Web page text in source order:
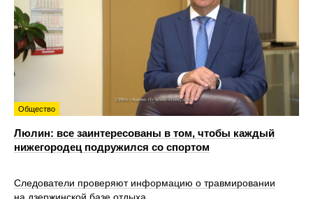
Общество
Люлин: все заинтересованы в том, чтобы каждый
нижегородец подружился со спортом
Следователи проверяют информацию о травмировании